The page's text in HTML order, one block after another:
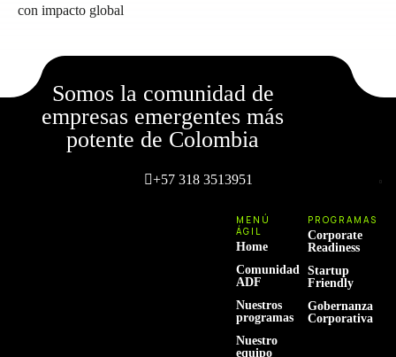
con impacto global
Somos la comunidad de
empresas emergentes más
potente de Colombia
+57 318 3513951
MENÚ
ÁGIL
Home
Comunidad
ADF
Nuestros
programas
Nuestro
equipo
PROGRAMAS
Corporate
Readiness
Startup
Friendly
Gobernanza
Corporativa